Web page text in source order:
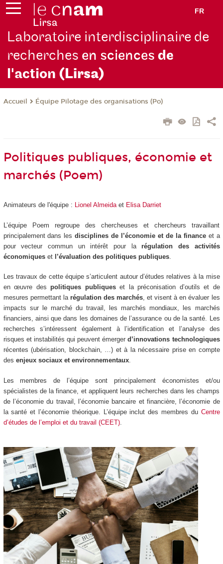
FR
Laboratoire interdisciplinaire de
recherches en sciencesde
l'action (Lirsa)
Accueil Équipe Pilotage des organisations (Po)
Politiques publiques, économie et
marchés (Poem)
Animateurs de l'équipe : Lionel Almeidaet Elisa Darriet
L’équipe Poem regroupe des chercheuses et chercheurs travaillant
principalement dans lesdisciplines de l’économie et de la finance et a
pour vecteur commun un intérêt pour larégulation des activités
économiqueset l’évaluation des politiques publiques.
Les travaux de cette équipe s’articulent autour d’études relatives à la mise
en œuvre des politiques publiqueset la préconisation d’outils et de
mesures permettant la régulation des marchés, et visent à en évaluer les
impacts sur le marché du travail, les marchés mondiaux, les marchés
financiers, ainsi que dans les domaines de l’assurance ou de la santé. Les
recherches s’intéressent également à l’identification et l’analyse des
risques et instabilités qui peuvent émergerd’innovations technologiques
récentes (ubérisation, blockchain, …) et à la nécessaire prise en compte
des enjeux sociaux et environnementaux.
Les membres de l’équipe sont principalement économistes et/ou
spécialistes de la finance, et appliquent leurs recherches dans les champs
de l’économie du travail, l’économie bancaire et financière, l’économie de
la santé et l’économie théorique. L’équipe inclut des membres du Centre
d’études de l’emploi et du travail (CEET).